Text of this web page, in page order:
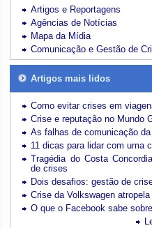
Artigos e Reportagens
Agências de Notícias
Mapa da Mídia
Comunicação e Gestão de
Artigos mais lidos
Como evitar crises em
Crise e reputação no Mundo
As falhas de comunicação
11 dicas para lidar com uma
Tragédia do Costa
de crises
Dois desafios: gestão de
Crise da Volkswagen
O que o Facebook sabe